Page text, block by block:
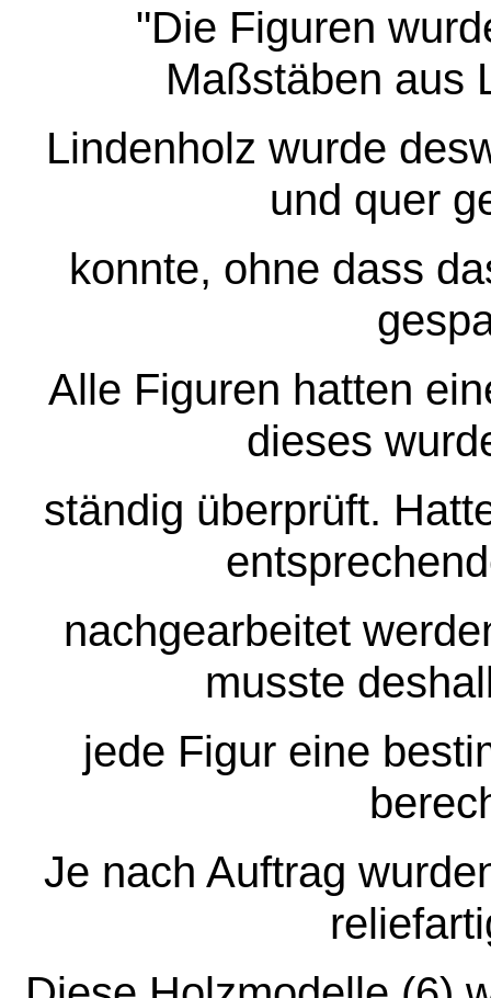
"Die Figuren
Maßstäben aus
Lindenholz wurde
und quer
konnte, ohne dass
Alle Figuren hatten
dieses
ständig überprüft.
nachgearbeitet
musste
jede Figur eine
Je nach Auftrag